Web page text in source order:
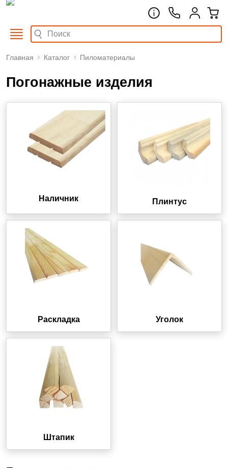
Главная Каталог Пиломатериалы
Погонажные изделия
Наличник Плинтус
Раскладка Уголок
Штапик